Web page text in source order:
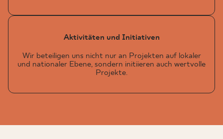
Aktivitäten und Initiativen
Wir beteiligen uns nicht nur an Projekten auf lokaler
und nationaler Ebene, sondern initiieren auch wertvolle
Projekte.